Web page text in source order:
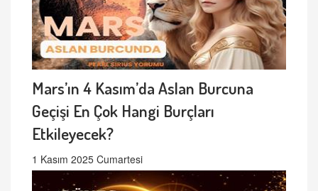
Mars’ın 4 Kasım’da Aslan Burcuna
Geçişi En Çok Hangi Burçları
Etkileyecek?
1 Kasım 2025 Cumartesi